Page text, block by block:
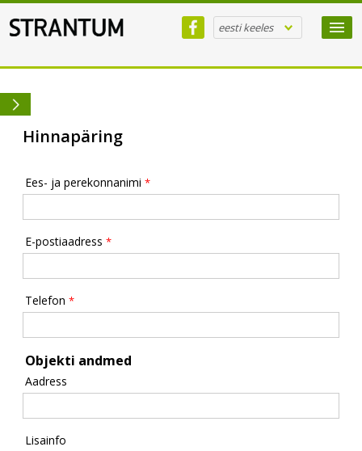
eesti keeles
Hinnapäring
Ees- ja perekonnanimi *
E-postiaadress *
Telefon *
Objekti andmed
Aadress
Lisainfo